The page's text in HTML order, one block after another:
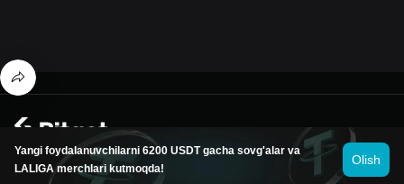
Yangi foydalanuvchilarni 6200 USDT gacha sovg'alar va
LALIGA merchlari kutmoqda!
Olish
© 2026 Bitget